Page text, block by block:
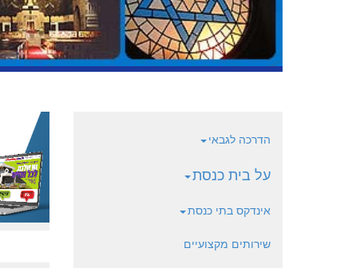
הדרכה לגבאי
על בית כנסת
אינדקס בתי כנסת
שירותים מקצועיים